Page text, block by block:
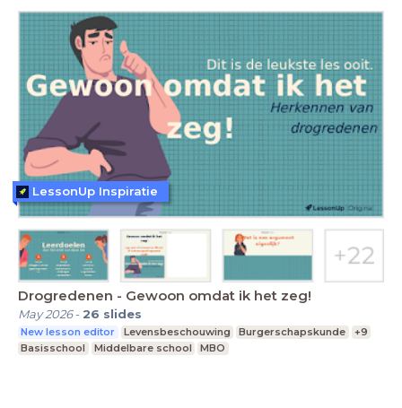
Drogredenen - Gewoon omdat ik het zeg!
May 2026- 26 slides
New lesson editor Levensbeschouwing Burgerschapskunde
+9
Basisschool
Middelbare school MBO
LessonUp Inspiratie